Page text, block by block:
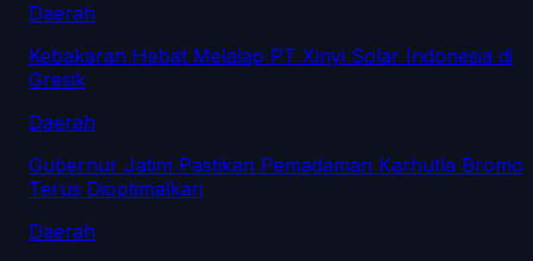
Daerah
Kebakaran Hebat Melalap PT Xinyi Solar Indonesia di
Gresik
Daerah
Gubernur Jatim Pastikan Pemadaman Karhutla Bromo
Terus Dioptimalkan
Daerah